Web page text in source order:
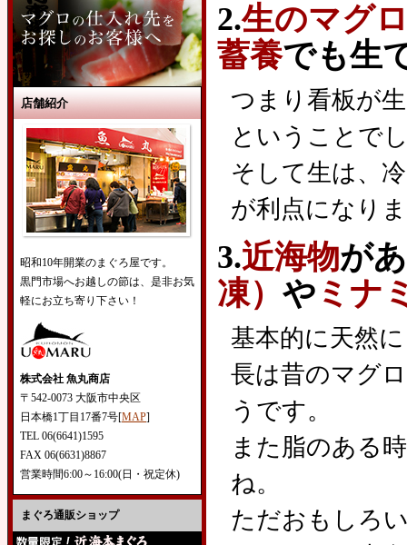
店舗紹介
昭和10年開業のまぐろ屋です。
黒門市場へお越しの節は、是非お気
軽にお立ち寄り下さい！
株式会社 魚丸商店
〒542-0073 大阪市中央区
日本橋1丁目17番7号[MAP]
TEL 06(6641)1595
FAX 06(6631)8867
営業時間6:00～16:00(日・祝定休)
まぐろ通販ショップ
2.生のマグ
蓄養でも生
つまり看板が
ということで
そして生は、
が利点になり
3.近海物が
凍） や ミナ
基本的に天然
長は昔のマグ
うです。
また脂のある
ね。
ただおもしろ